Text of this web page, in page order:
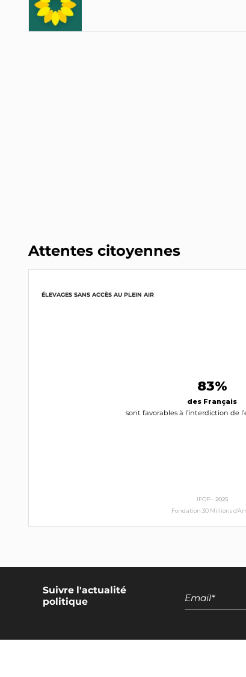
Attentes citoyennes
ÉLEVAGES SANS ACCÈS AU PLEIN AIR
83%
des Français
sont favorables à l’interdiction de
IFOP - 2025
Fondation 30 Millions
Suivre l'actualité
politique